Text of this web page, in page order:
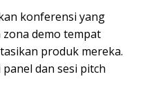
konferensi yang
demo tempat
produk mereka.
dan sesi pitch